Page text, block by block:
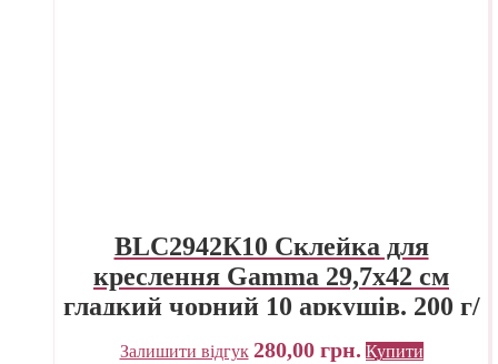
BLC2942К10 Склейка для
креслення Gamma 29,7х42 см
гладкий чорний 10 аркушів. 200 г/
м.кв.
Залишити відгук 280,00 грн. Купити